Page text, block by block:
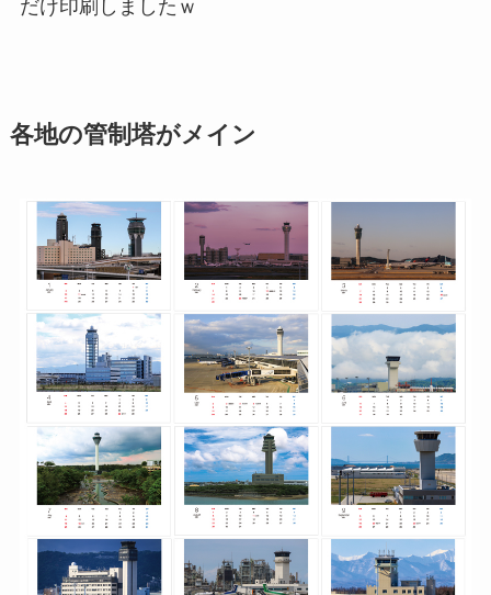
だけ印刷しましたｗ
各地の管制塔がメイン